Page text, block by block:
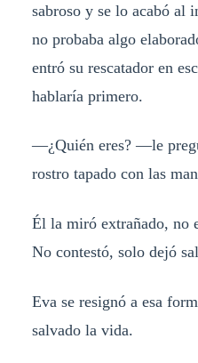
sabroso y se lo acabó al
no probaba algo
entró su rescatador en
hablaría primero.
—¿Quién eres? —le
rostro tapado con las
Él la miró extrañado, no
No contestó, solo dejó
Eva se resignó a esa
salvado la vida.